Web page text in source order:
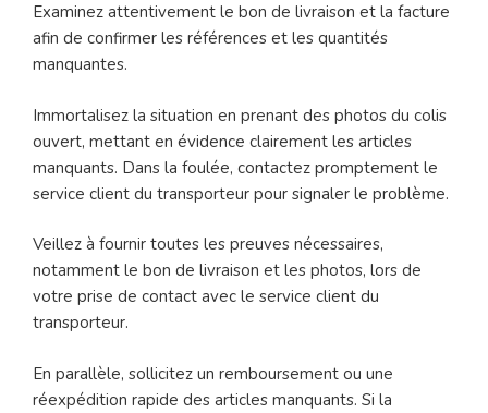
Examinez attentivement le bon de livraison et la facture
afin de confirmer les références et les quantités
manquantes.
Immortalisez la situation en prenant des photos du colis
ouvert, mettant en évidence clairement les articles
manquants. Dans la foulée, contactez promptement le
service client du transporteur pour signaler le problème.
Veillez à fournir toutes les preuves nécessaires,
notamment le bon de livraison et les photos, lors de
votre prise de contact avec le service client du
transporteur.
En parallèle, sollicitez un remboursement ou une
réexpédition rapide des articles manquants. Si la